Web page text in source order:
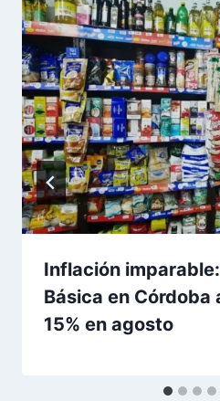
Inflación
Básica en Córdoba
15% en agosto